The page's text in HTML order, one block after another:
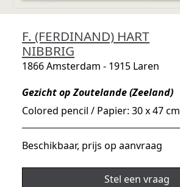
F. (FERDINAND) HART
NIBBRIG
1866 Amsterdam - 1915 Laren
Gezicht op Zoutelande (Zeeland)
Colored pencil / Papier: 30 x 47 cm
Beschikbaar, prijs op aanvraag
Stel een vraag